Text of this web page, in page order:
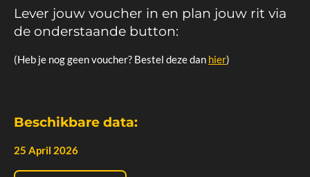
Lever jouw voucher in en plan jouw rit via
de onderstaande button:
(Heb je nog geen voucher? Bestel deze dan hier)
Beschikbare data:
25 April 2026